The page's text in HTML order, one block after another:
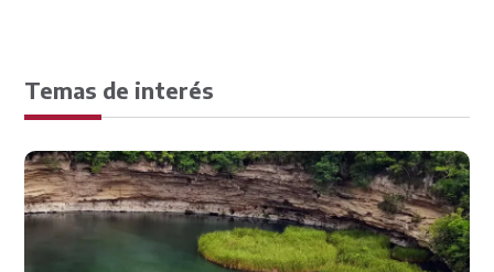
Temas de interés